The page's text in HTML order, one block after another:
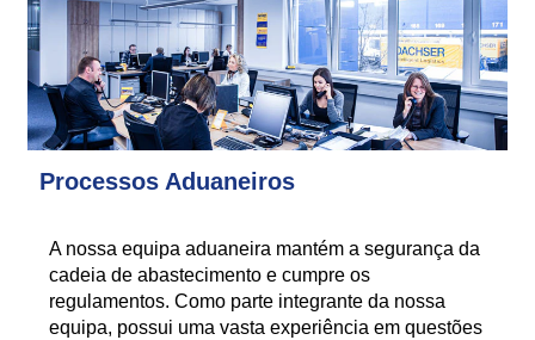
Processos Aduaneiros
A nossa equipa aduaneira mantém a segurança da
cadeia de abastecimento e cumpre os
regulamentos. Como parte integrante da nossa
equipa, possui uma vasta experiência em questões